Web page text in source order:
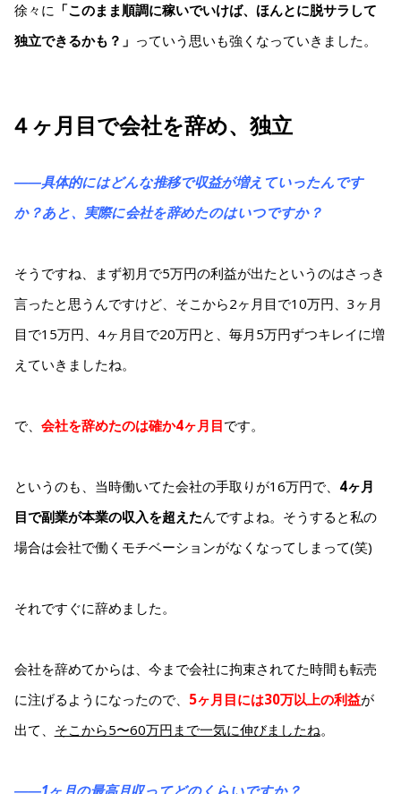
徐々に 「このまま順調に稼いでいけば、ほんとに脱サラして
独立できるかも？」 っていう思いも強くなっていきました。
４ヶ月目で会社を辞め、独立
――具体的にはどんな推移で収益が増えていったんです
か？あと、実際に会社を辞めたのはいつですか？
そうですね、まず初月で5万円の利益が出たというのはさっき
言ったと思うんですけど、そこから2ヶ月目で10万円、3ヶ月
目で15万円、4ヶ月目で20万円と、毎月5万円ずつキレイに増
えていきましたね。
で、 会社を辞めたのは確か4ヶ月目です。
というのも、当時働いてた会社の手取りが16万円で、 4ヶ月
目で副業が本業の収入を超えたんですよね。そうすると私の
場合は会社で働くモチベーションがなくなってしまって(笑)
それですぐに辞めました。
会社を辞めてからは、今まで会社に拘束されてた時間も転売
に注げるようになったので、 5ヶ月目には30万以上の利益が
出て、 そこから5〜60万円まで一気に伸びましたね。
――1ヶ月の最高月収ってどのくらいですか？